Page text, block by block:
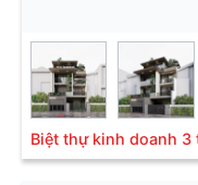
Biệt thự kinh doanh 3